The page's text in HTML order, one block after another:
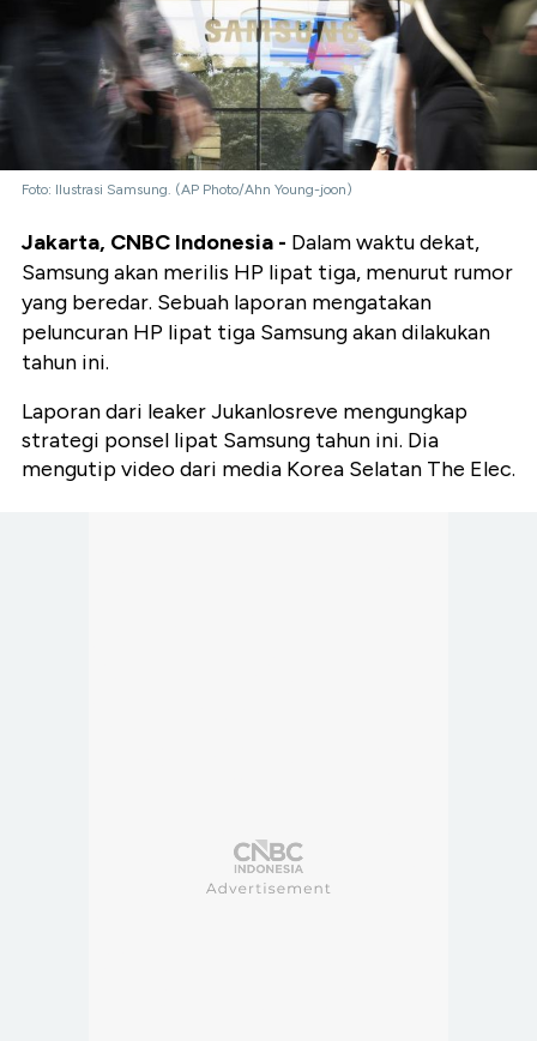
Foto: Ilustrasi Samsung. (AP Photo/Ahn Young-joon)
Jakarta, CNBC Indonesia - Dalam waktu dekat,
Samsung akan merilis HP lipat tiga, menurut rumor
yang beredar. Sebuah laporan mengatakan
peluncuran HP lipat tiga Samsung akan dilakukan
tahun ini.
Laporan dari leaker Jukanlosreve mengungkap
strategi ponsel lipat Samsung tahun ini. Dia
mengutip video dari media Korea Selatan The Elec.